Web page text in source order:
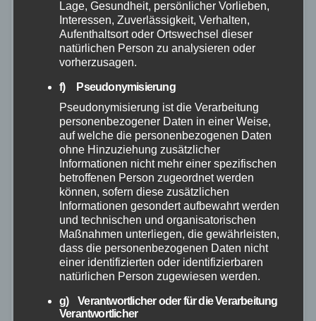
FEUERWEHR POLIZEI RETTUNGSDIENST WESTERWALD
Schwerer Unfall auf der K136 –
Fahrer per Hubschrauber ins
Krankenhaus
25. NOV. 2025
Lage, Gesundheit, persönlicher Vorlieben,
Interessen, Zuverlässigkeit, Verhalten,
Aufenthaltsort oder Ortswechsel dieser
natürlichen Person zu analysieren oder
vorherzusagen.
f) Pseudonymisierung
Pseudonymisierung ist die Verarbeitung
personenbezogener Daten in einer Weise,
auf welche die personenbezogenen Daten
ohne Hinzuziehung zusätzlicher
Informationen nicht mehr einer spezifischen
betroffenen Person zugeordnet werden
können, sofern diese zusätzlichen
Informationen gesondert aufbewahrt werden
und technischen und organisatorischen
Maßnahmen unterliegen, die gewährleisten,
dass die personenbezogenen Daten nicht
einer identifizierten oder identifizierbaren
natürlichen Person zugewiesen werden.
g) Verantwortlicher oder für die Verarbeitung
Verantwortlicher